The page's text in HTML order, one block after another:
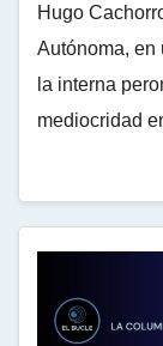
Hugo
Autónoma, en
la interna
mediocridad